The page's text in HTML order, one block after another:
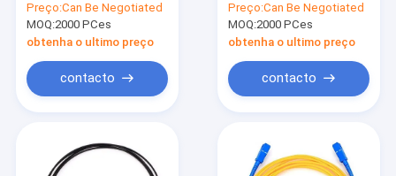
remendo de G657A
G652D FTTH
Preço:Can Be Negotiated
MOQ:2000 PCes
obtenha o ultimo preço
contacto
da fibra do único
modo do cabo do
remendo da fibra do
Lc
Preço:Can Be Negotiated
MOQ:2000 PCes
obtenha o ultimo preço
contacto